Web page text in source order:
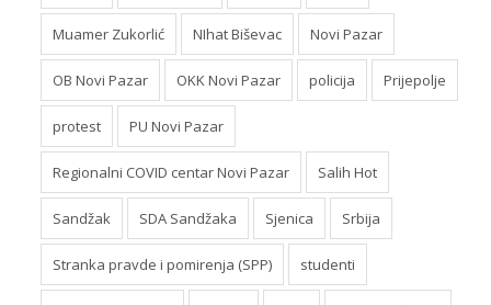
Muamer Zukorlić NIhat Biševac Novi Pazar
OB Novi Pazar OKK Novi Pazar policija Prijepolje
protest PU Novi Pazar
Regionalni COVID centar Novi Pazar Salih Hot
Sandžak SDA Sandžaka Sjenica Srbija
Stranka pravde i pomirenja (SPP) studenti